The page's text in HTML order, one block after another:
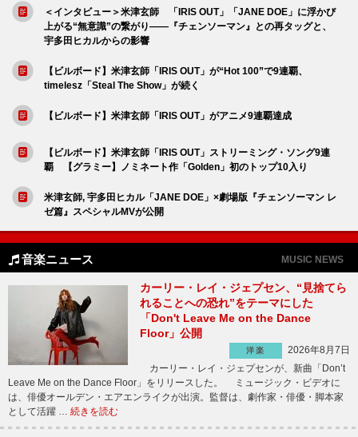
＜インタビュー＞米津玄師 「IRIS OUT」「JANE DOE」に浮かび
上がる“無意識”の繋がり――『チェンソーマン』との再タッグと、
宇多田ヒカルからの影響
【ビルボード】米津玄師「IRIS OUT」が“Hot 100”で9連覇、
timelesz「Steal The Show」が続く
【ビルボード】米津玄師「IRIS OUT」がアニメ9連覇達成
【ビルボード】米津玄師「IRIS OUT」ストリーミング・ソング9連
覇 【グラミー】ノミネート作「Golden」初のトップ10入り
米津玄師, 宇多田ヒカル「JANE DOE」×劇場版『チェンソーマン レ
ゼ篇』スペシャルMVが公開
音楽ニュース MUSIC NEWS
カーリー・レイ・ジェプセン、“見捨てら
れることへの恐れ”をテーマにした
「Don't Leave Me on the Dance
Floor」公開
洋楽
2026年8月7日
カーリー・レイ・ジェプセンが、新曲「Don’t
Leave Me on the Dance Floor」をリリースした。 ミュージック・ビデオに
は、俳優オールデン・エアエンライクが出演。監督は、劇作家・俳優・脚本家
として活躍 … 続きを読む